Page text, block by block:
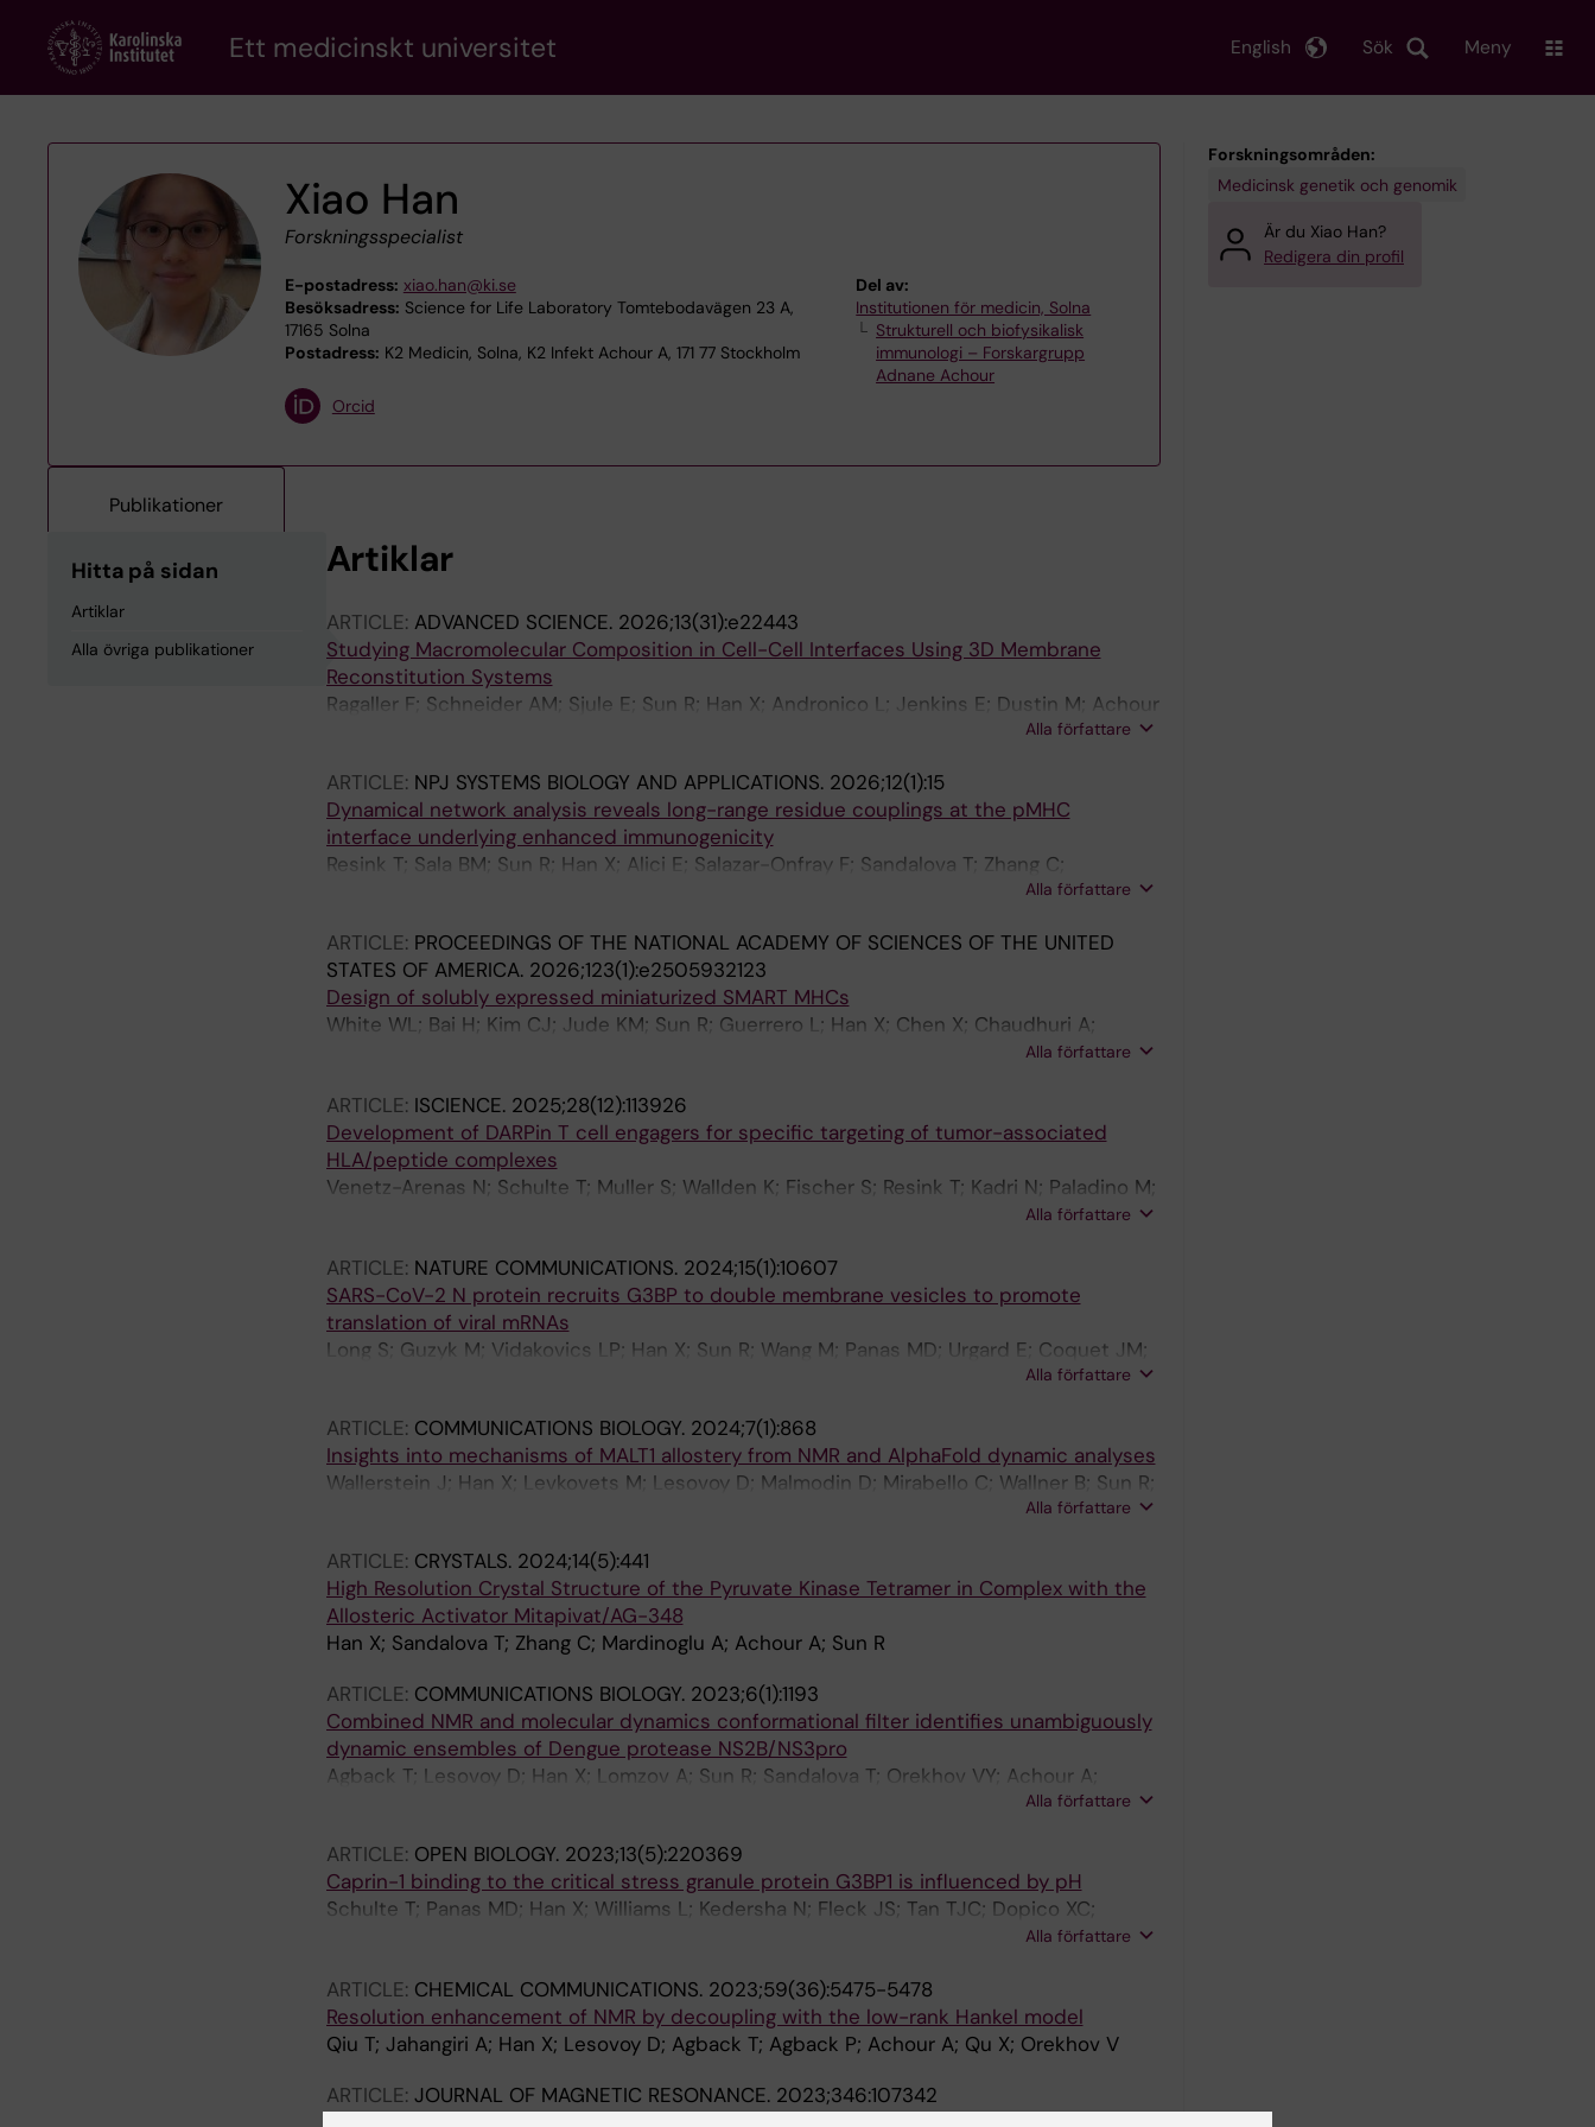
content
Ett medicinskt universitet Sök
English Meny
Xiao Han
Forskningsspecialist
E-postadress: xiao.han@ki.se
Besöksadress: Science for Life Laboratory Tomtebodavägen 23 A,
17165 Solna
Postadress: K2 Medicin, Solna, K2 Infekt Achour A, 171 77 Stockholm
Del av:
Institutionen för medicin, Solna
Strukturell och biofysikalisk
immunologi – Forskargrupp
Adnane Achour
Orcid
Publikationer
Hitta på sidan
Artiklar
Alla övriga publikationer
Artiklar
ARTICLE: ADVANCED SCIENCE. 2026;13(31):e22443
Studying Macromolecular Composition in Cell-Cell Interfaces Using 3D Membrane
Reconstitution Systems
Ragaller F; Schneider AM; Sjule E; Sun R; Han X; Andronico L; Jenkins E; Dustin M; Achour
Alla författare
ARTICLE: NPJ SYSTEMS BIOLOGY AND APPLICATIONS. 2026;12(1):15
Dynamical network analysis reveals long-range residue couplings at the pMHC
interface underlying enhanced immunogenicity
Resink T; Sala BM; Sun R; Han X; Alici E; Salazar-Onfray F; Sandalova T; Zhang C;
Alla författare
ARTICLE: PROCEEDINGS OF THE NATIONAL ACADEMY OF SCIENCES OF THE UNITED
STATES OF AMERICA. 2026;123(1):e2505932123
Design of solubly expressed miniaturized SMART MHCs
White WL; Bai H; Kim CJ; Jude KM; Sun R; Guerrero L; Han X; Chen X; Chaudhuri A;
Bonzanini JE; Sun Y; Onwuka AE; Wang N; Wang C; Nygren P-A; Li X; Goreshnik I; Allen A;
Alla författare
ARTICLE: ISCIENCE. 2025;28(12):113926
Development of DARPin T cell engagers for specific targeting of tumor-associated
HLA/peptide complexes
Venetz-Arenas N; Schulte T; Muller S; Wallden K; Fischer S; Resink T; Kadri N; Paladino M;
Pina N; Radom F; Villemagne D; Bruckmaier S; Cornelius A; Hospodarsch T; Alici E;
M; Achour A
Alla författare
ARTICLE: NATURE COMMUNICATIONS. 2024;15(1):10607
SARS-CoV-2 N protein recruits G3BP to double membrane vesicles to promote
translation of viral mRNAs
Long S; Guzyk M; Vidakovics LP; Han X; Sun R; Wang M; Panas MD; Urgard E; Coquet JM;
Alla författare
ARTICLE: COMMUNICATIONS BIOLOGY. 2024;7(1):868
Insights into mechanisms of MALT1 allostery from NMR and AlphaFold dynamic analyses
Wallerstein J; Han X; Levkovets M; Lesovoy D; Malmodin D; Mirabello C; Wallner B; Sun R;
Alla författare
ARTICLE: CRYSTALS. 2024;14(5):441
High Resolution Crystal Structure of the Pyruvate Kinase Tetramer in Complex with the
Allosteric Activator Mitapivat/AG-348
Han X; Sandalova T; Zhang C; Mardinoglu A; Achour A; Sun R
ARTICLE: COMMUNICATIONS BIOLOGY. 2023;6(1):1193
Combined NMR and molecular dynamics conformational filter identifies unambiguously
dynamic ensembles of Dengue protease NS2B/NS3pro
Agback T; Lesovoy D; Han X; Lomzov A; Sun R; Sandalova T; Orekhov VY; Achour A;
Alla författare
ARTICLE: OPEN BIOLOGY. 2023;13(5):220369
Caprin-1 binding to the critical stress granule protein G3BP1 is influenced by pH
Schulte T; Panas MD; Han X; Williams L; Kedersha N; Fleck JS; Tan TJC; Dopico XC;
Olsson A; Morro AM; Hanke L; Nilvebrant J; Giang KA; Nygren P-A; Anderson P; Achour A;
Alla författare
ARTICLE: CHEMICAL COMMUNICATIONS. 2023;59(36):5475-5478
Resolution enhancement of NMR by decoupling with the low-rank Hankel model
Qiu T; Jahangiri A; Han X; Lesovoy D; Agback T; Agback P; Achour A; Qu X; Orekhov V
ARTICLE: JOURNAL OF MAGNETIC RESONANCE. 2023;346:107342
Forskningsområden:
Medicinsk genetik och genomik
Är du Xiao Han?
Redigera din profil